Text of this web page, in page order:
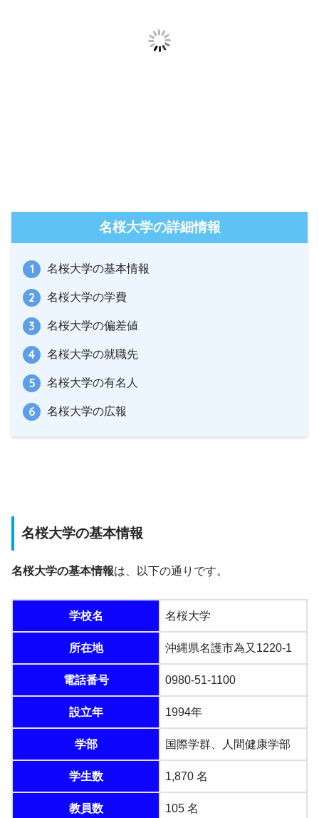
名桜大学の詳細情報
名桜大学の基本情報
名桜大学の学費
名桜大学の偏差値
名桜大学の就職先
名桜大学の有名人
名桜大学の広報
名桜大学の基本情報
名桜大学の基本情報は、以下の通りです。
学校名 名桜大学
所在地 沖縄県名護市為又1220-1
電話番号 0980-51-1100
設立年 1994年
学部 国際学群、人間健康学部
学生数 1,870 名
教員数 105 名